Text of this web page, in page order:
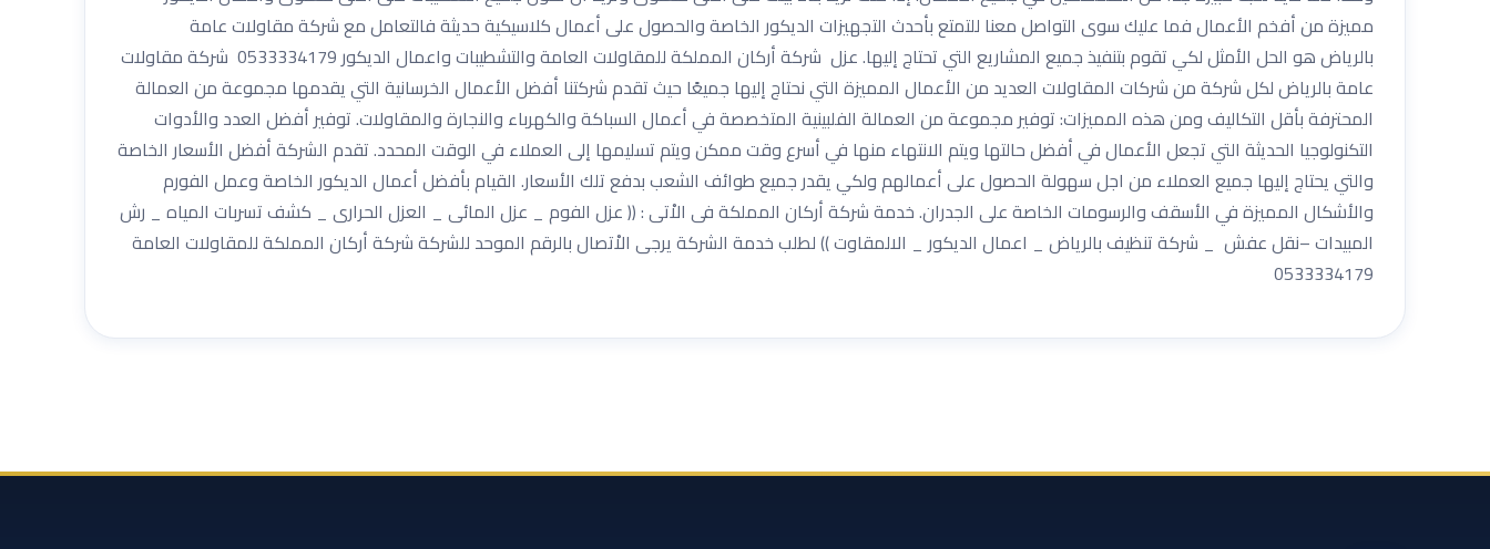
مميزة من أفخم الأعمال فما عليك سوى التواصل معنا للتمتع بأحدث التجهيزات الديكور الخاصة والحصول على أعمال كلاسيكية حديثة فالتعامل مع شركة مقاولات عامة
بالرياض هو الحل الأمثل لكي تقوم بتنفيذ جميع المشاريع التي تحتاج إليها. عزل شركة أركان المملكة للمقاولات العامة والتشطيبات واعمال الديكور 0533334179 شركة مقاولات
عامة بالرياض لكل شركة من شركات المقاولات العديد من الأعمال المميزة التي نحتاج إليها جميعًا حيث تقدم شركتنا أفضل الأعمال الخرسانية التي يقدمها مجموعة من العمالة
المحترفة بأقل التكاليف ومن هذه المميزات: توفير مجموعة من العمالة الفلبينية المتخصصة في أعمال السباكة والكهرباء والنجارة والمقاولات. توفير أفضل العدد والأدوات
التكنولوجيا الحديثة التي تجعل الأعمال في أفضل حالتها ويتم الانتهاء منها في أسرع وقت ممكن ويتم تسليمها إلى العملاء في الوقت المحدد. تقدم الشركة أفضل الأسعار الخاصة
والتي يحتاج إليها جميع العملاء من اجل سهولة الحصول على أعمالهم ولكي يقدر جميع طوائف الشعب بدفع تلك الأسعار. القيام بأفضل أعمال الديكور الخاصة وعمل الفورم
والأشكال المميزة في الأسقف والرسومات الخاصة على الجدران. خدمة شركة أركان المملكة فى الاْتى : (( عزل الفوم _ عزل المائى _ العزل الحرارى _ كشف تسربات المياه _ رش
المبيدات –نقل عفش _ شركة تنظيف بالرياض _ اعمال الديكور _ الالمقاوت )) لطلب خدمة الشركة يرجى الاْتصال بالرقم الموحد للشركة شركة أركان المملكة للمقاولات العامة
0533334179